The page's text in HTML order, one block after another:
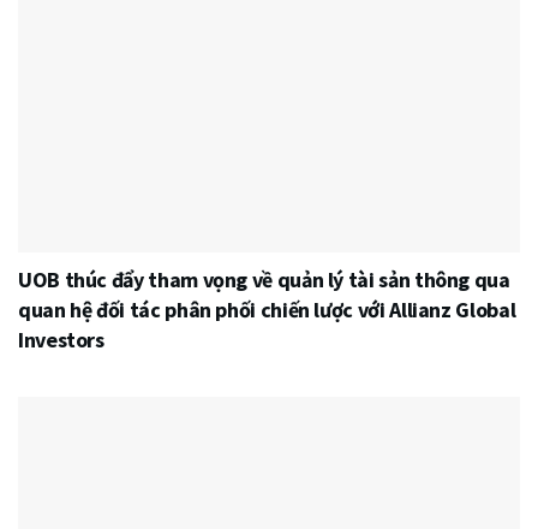
UOB thúc đẩy tham vọng về quản lý tài sản thông qua
quan hệ đối tác phân phối chiến lược với Allianz Global
Investors